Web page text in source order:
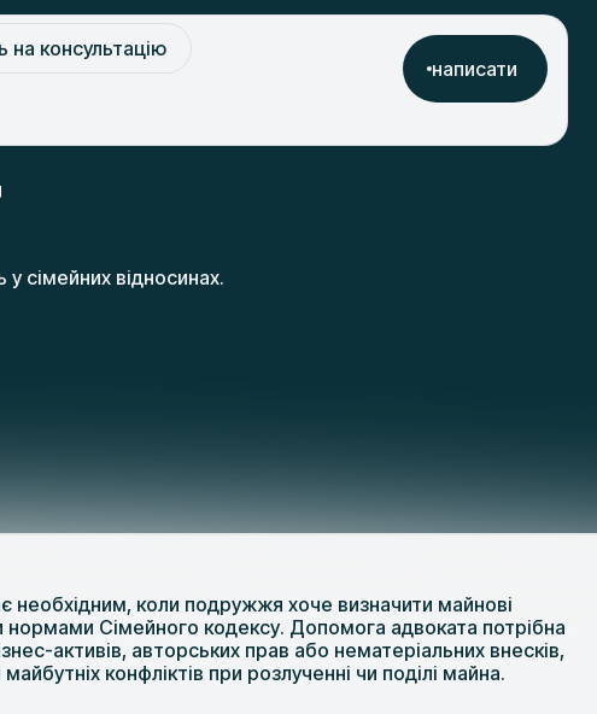
на консультацію
написати
сімейних відносинах.
необхідним, коли подружжя хоче визначити майнові
нормами Сімейного кодексу. Допомога адвоката потрібна
активів, авторських прав або нематеріальних внесків,
конфліктів при розлученні чи поділі майна.